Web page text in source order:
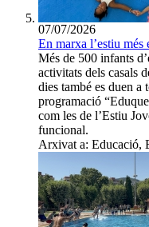
07/07/2026
En marxa l’estiu més
Més de 500 infants
activitats dels casals
dies també es duen a
programació
com les de l’Estiu
funcional.
Arxivat a: Educació,